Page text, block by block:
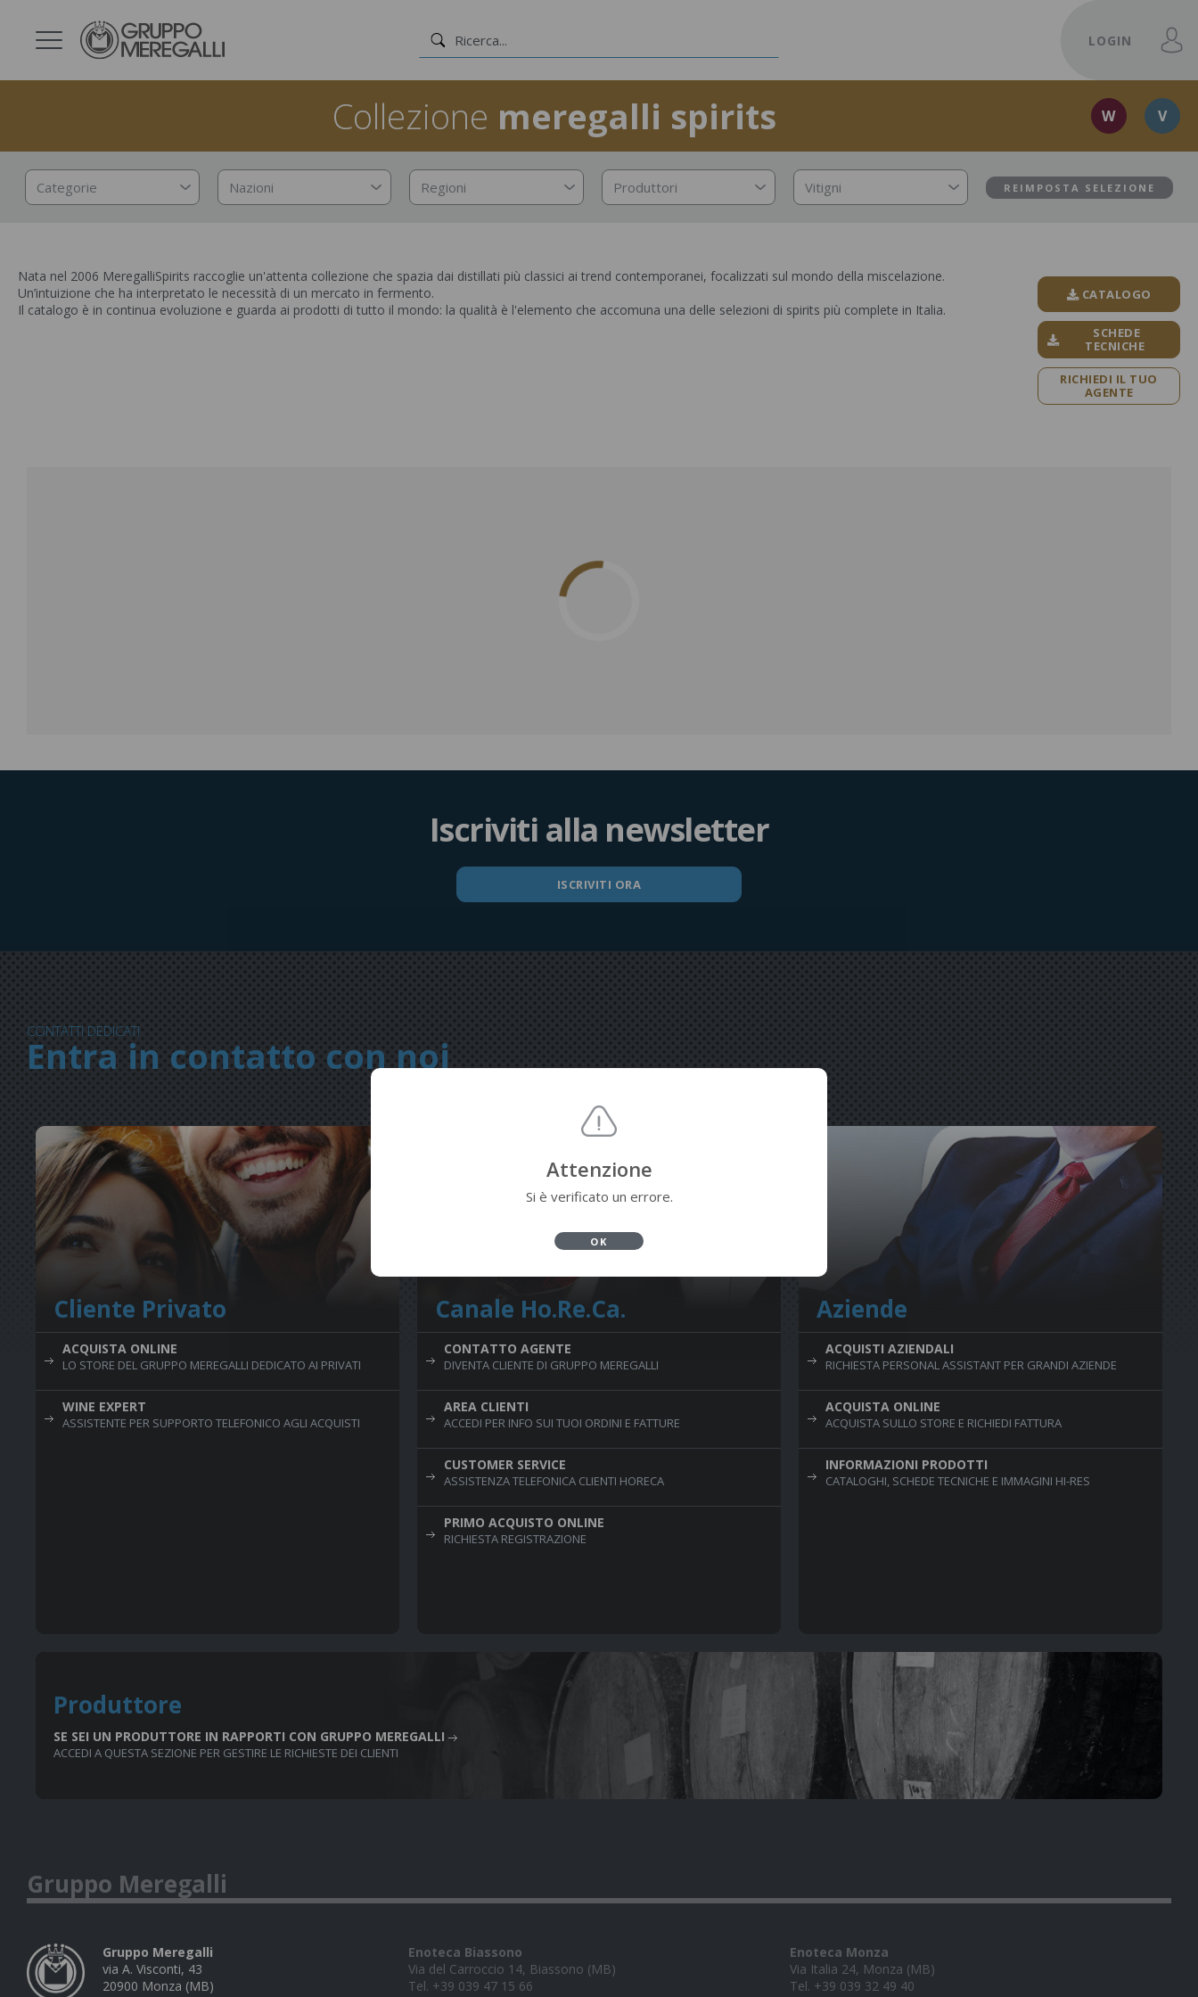
LOGIN
Collezione meregalli spirits W V
Categorie Nazioni Regioni Produttori Vitigni REIMPOSTA SELEZIONE
Nata nel 2006 MeregalliSpirits raccoglie un'attenta collezione che spazia dai distillati più classici ai trend contemporanei, focalizzati sul mondo della miscelazione.
Un’intuizione che ha interpretato le necessità di un mercato in fermento.
Il catalogo è in continua evoluzione e guarda ai prodotti di tutto il mondo: la qualità è l'elemento che accomuna una delle selezioni di spirits più complete in Italia.
CATALOGO
SCHEDE
TECNICHE
RICHIEDI IL TUO
AGENTE
Iscriviti alla newsletter
ISCRIVITI ORA
CONTATTI DEDICATI
Entra in contatto con noi
Cliente Privato
ACQUISTA ONLINE
LO STORE DEL GRUPPO MEREGALLI DEDICATO AI PRIVATI
WINE EXPERT
ASSISTENTE PER SUPPORTO TELEFONICO AGLI ACQUISTI
Canale Ho.Re.Ca.
CONTATTO AGENTE
DIVENTA CLIENTE DI GRUPPO MEREGALLI
AREA CLIENTI
ACCEDI PER INFO SUI TUOI ORDINI E FATTURE
CUSTOMER SERVICE
ASSISTENZA TELEFONICA CLIENTI HORECA
PRIMO ACQUISTO ONLINE
RICHIESTA REGISTRAZIONE
Aziende
ACQUISTI AZIENDALI
RICHIESTA PERSONAL ASSISTANT PER GRANDI AZIENDE
ACQUISTA ONLINE
ACQUISTA SULLO STORE E RICHIEDI FATTURA
INFORMAZIONI PRODOTTI
CATALOGHI, SCHEDE TECNICHE E IMMAGINI HI-RES
Produttore
SE SEI UN PRODUTTORE IN RAPPORTI CON GRUPPO MEREGALLI
ACCEDI A QUESTA SEZIONE PER GESTIRE LE RICHIESTE DEI CLIENTI
Gruppo Meregalli
Gruppo Meregalli
via A. Visconti, 43
20900 Monza (MB)
Enoteca Biassono
Via del Carroccio 14, Biassono (MB)
Tel. +39 039 47 15 66
Enoteca Monza
Via Italia 24, Monza (MB)
Tel. +39 039 32 49 40
Attenzione
Si è verificato un errore.
OK